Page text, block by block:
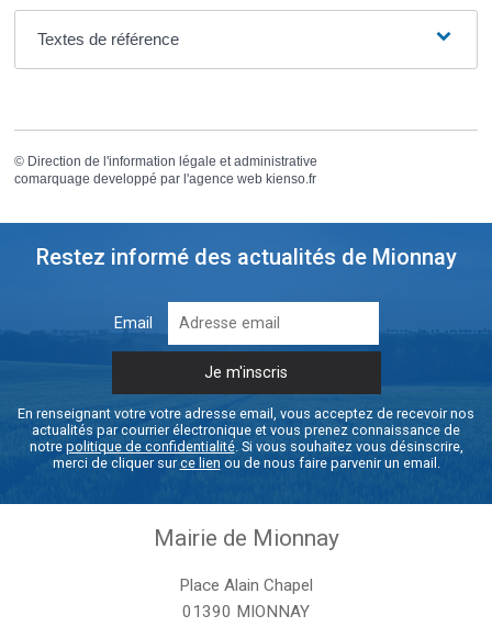
Textes de référence
© Direction de l'information légale et administrative
comarquage developpé par l'agence web kienso.fr
Restez informé des actualités de Mionnay
Email
En renseignant votre votre adresse email, vous acceptez de recevoir nos
actualités par courrier électronique et vous prenez connaissance de
notre politique de confidentialité. Si vous souhaitez vous désinscrire,
merci de cliquer surce lien ou de nous faire parvenir un email.
Mairie de Mionnay
Place Alain Chapel
01390 MIONNAY